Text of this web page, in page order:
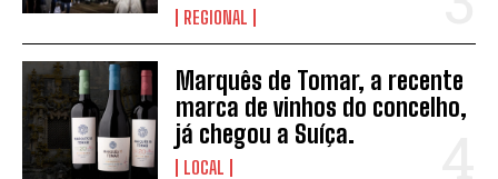
REGIONAL
Marquês de Tomar, a recente
marca de vinhos do concelho,
já chegou a Suíça.
LOCAL